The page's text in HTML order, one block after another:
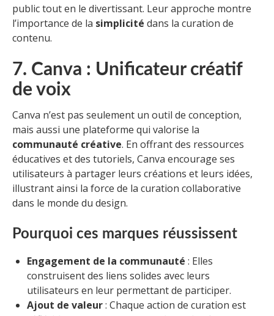
public tout en le divertissant. Leur approche montre
l’importance de la simplicité dans la curation de
contenu.
7. Canva : Unificateur créatif
de voix
Canva n’est pas seulement un outil de conception,
mais aussi une plateforme qui valorise la
communauté créative. En offrant des ressources
éducatives et des tutoriels, Canva encourage ses
utilisateurs à partager leurs créations et leurs idées,
illustrant ainsi la force de la curation collaborative
dans le monde du design.
Pourquoi ces marques réussissent
Engagement de la communauté : Elles
construisent des liens solides avec leurs
utilisateurs en leur permettant de participer.
Ajout de valeur: Chaque action de curation est